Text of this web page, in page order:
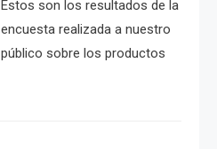
Estos son los resultados de la
encuesta realizada a nuestro
público sobre los productos